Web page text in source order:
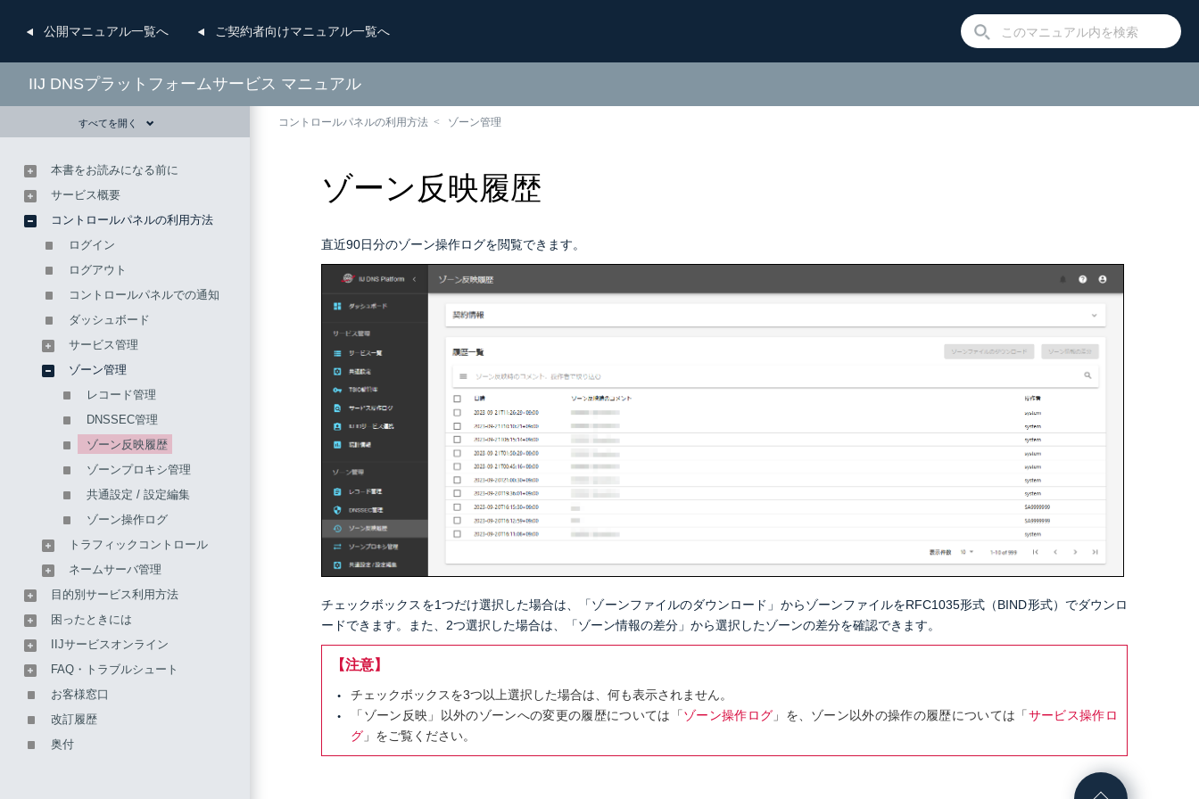
公開マニュアル一覧へ ご契約者向けマニュアル一覧へ
IIJ DNSプラットフォームサービス マニュアル
コントロールパネルの利用方法 ゾーン管理
ゾーン反映履歴
直近90日分のゾーン操作ログを閲覧できます。
チェックボックスを1つだけ選択した場合は、「ゾーンファイルのダウンロード」からゾーンファイルをRFC1035形式（BIND形式）でダウンロ
ードできます。また、2つ選択した場合は、「ゾーン情報の差分」から選択したゾーンの差分を確認できます。
【注意】
チェックボックスを3つ以上選択した場合は、何も表示されません。
「ゾーン反映」以外のゾーンへの変更の履歴については「ゾーン操作ログ 」を、ゾーン以外の操作の履歴については「サービス操作ロ
グ 」をご覧ください。
すべてを開く
本書をお読みになる前に
サービス概要
コントロールパネルの利用方法
ログイン
ログアウト
コントロールパネルでの通知
ダッシュボード
サービス管理
ゾーン管理
レコード管理
DNSSEC管理
ゾーン反映履歴
ゾーンプロキシ管理
共通設定 / 設定編集
ゾーン操作ログ
トラフィックコントロール
ネームサーバ管理
目的別サービス利用方法
困ったときには
IIJサービスオンライン
FAQ・トラブルシュート
お客様窓口
改訂履歴
奥付